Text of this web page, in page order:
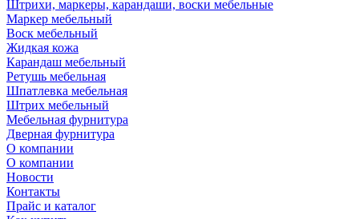
Штрихи, маркеры, карандаши, воски мебельные
Маркер мебельный
Воск мебельный
Жидкая кожа
Карандаш мебельный
Ретушь мебельная
Шпатлевка мебельная
Штрих мебельный
Мебельная фурнитура
Дверная фурнитура
О компании
О компании
Новости
Контакты
Прайс и каталог